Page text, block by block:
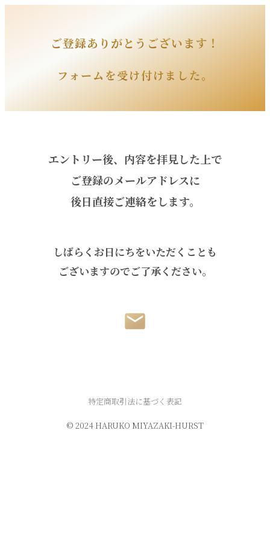
ご登録ありがとうございます！
フォームを受け付けました。
エントリー後、内容を拝見した上で
ご登録のメールアドレスに
後日直接ご連絡をします。
しばらくお日にちをいただくことも
ございますのでご了承ください。
特定商取引法に基づく表記
© 2024 HARUKO MIYAZAKI-HURST